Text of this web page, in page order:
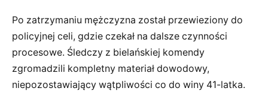
Po zatrzymaniu mężczyzna został przewieziony do
policyjnej celi, gdzie czekał na dalsze czynności
procesowe. Śledczy z bielańskiej komendy
zgromadzili kompletny materiał dowodowy,
niepozostawiający wątpliwości co do winy 41-latka.